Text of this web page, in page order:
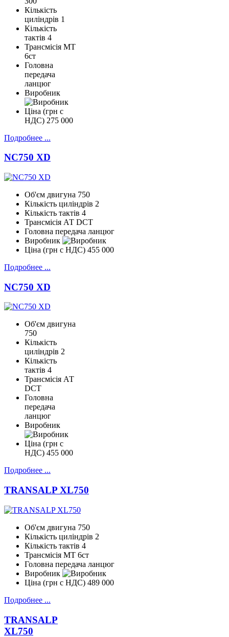
Кількість
циліндрів 1
Кількість
тактів 4
Трансмісія МТ
6ст
Головна
передача
ланцюг
Виробник
Ціна (грн с
НДС) 275 000
Подробнее ...
NC750 XD
Об'єм двигуна 750
Кількість циліндрів 2
Кількість тактів 4
Трансмісія АТ DCT
Головна передача ланцюг
Виробник
Ціна (грн с НДС) 455 000
Подробнее ...
NC750 XD
Об'єм двигуна
750
Кількість
циліндрів 2
Кількість
тактів 4
Трансмісія АТ
DCT
Головна
передача
ланцюг
Виробник
Ціна (грн с
НДС) 455 000
Подробнее ...
TRANSALP XL750
Об'єм двигуна 750
Кількість циліндрів 2
Кількість тактів 4
Трансмісія МТ 6ст
Головна передача ланцюг
Виробник
Ціна (грн с НДС) 489 000
Подробнее ...
TRANSALP
XL750